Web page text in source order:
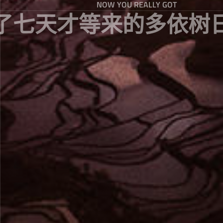
NOW YOU REALLY GOT
七天才等来的多依树